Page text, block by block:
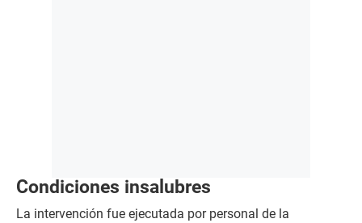
Condiciones insalubres
La intervención fue ejecutada por personal de la